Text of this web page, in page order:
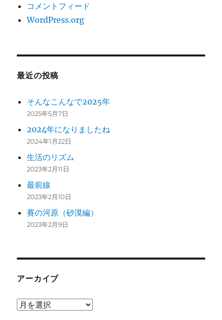
コメントフィード
WordPress.org
最近の投稿
そんなこんなで2025年
2025年5月7日
2024年になりましたね
2024年1月22日
生活のリズム
2023年2月11日
最前線
2023年2月10日
賽の河原（砂漠編）
2023年2月9日
アーカイブ
ア